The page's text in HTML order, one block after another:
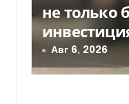
не только
Авг 6, 2026